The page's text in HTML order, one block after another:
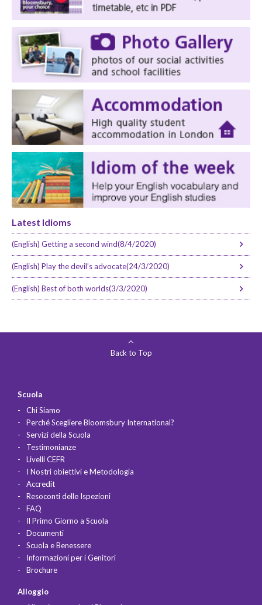
Latest Idioms
(English) Getting a second wind(8/4/2020)
(English) Play the devil’s advocate(24/3/2020)
(English) Best of both worlds(3/3/2020)
Back to Top
Scuola
Chi Siamo
Perché Scegliere Bloomsbury International?
Servizi della Scuola
Testimonianze
Livelli CEFR
I Nostri obiettivi e Metodologia
Accredit
Resoconti delle Ispezioni
FAQ
Il Primo Giorno a Scuola
Documenti
Scuola e Benessere
Informazioni per i Genitori
Brochure
Alloggio